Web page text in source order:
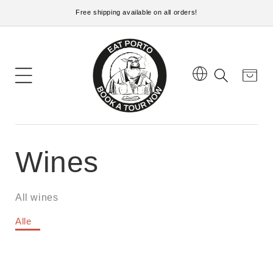
Free shipping available on all orders!
Wines
All wines
Alle